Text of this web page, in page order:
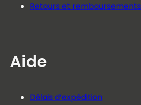
Retours et remboursements
Aide
Délais d’expédition